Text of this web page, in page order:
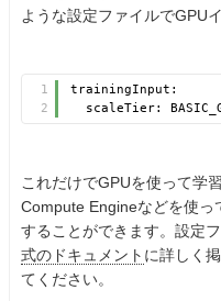
ような設定ファイルでGPU
1
2
trainingInput:
scaleTier:
これだけでGPUを使って学
Compute Engineなどを使っ
することができます。設定
式のドキュメント に詳しく
てください。